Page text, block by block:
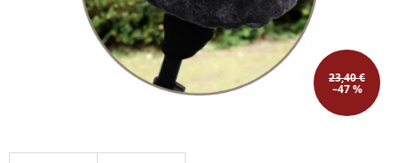
23,40 €
–47 %